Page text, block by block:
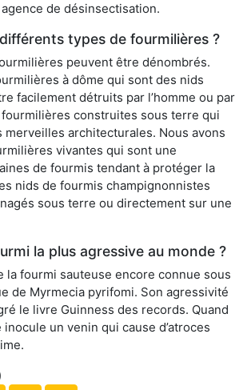
de désinsectisation.
types de fourmilières ?
peuvent être dénombrés.
à dôme qui sont des nids
facilement détruits par l’homme ou par
fourmilières construites sous terre qui
merveilles architecturales. Nous avons
vivantes qui sont une
de fourmis tendant à protéger la
nids de fourmis champignonnistes
sous terre ou directement sur une
la plus agressive au monde ?
la fourmi sauteuse encore connue sous
de Myrmecia pyrifomi. Son agressivité
le livre Guinness des records. Quand
un venin qui cause d’atroces